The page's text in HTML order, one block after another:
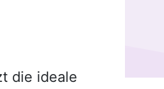
die ideale